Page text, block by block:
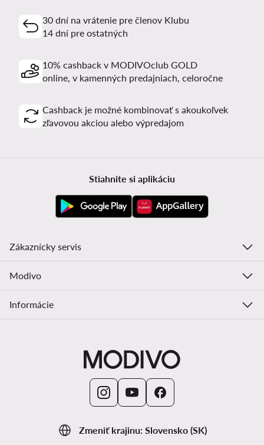
30 dní na vrátenie pre členov Klubu
14 dní pre ostatných
10% cashback v MODIVOclub GOLD
online, v kamenných predajniach, celoročne
Cashback je možné kombinovať s akoukoľvek
zľavovou akciou alebo výpredajom
Zmeniť krajinu: Slovensko (SK)
Stiahnite si aplikáciu
Zákaznícky servis
Modivo
Informácie